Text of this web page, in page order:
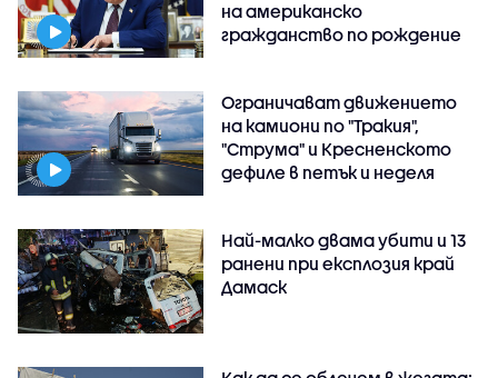
на американско
гражданство по рождение
Ограничават движението
на камиони по "Тракия",
"Струма" и Кресненското
дефиле в петък и неделя
Най-малко двама убити и 13
ранени при експлозия край
Дамаск